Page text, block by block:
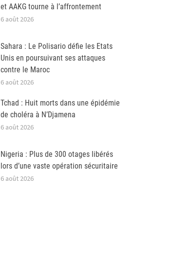
et AAKG tourne à l’affrontement
6 août 2026
Sahara : Le Polisario défie les Etats
Unis en poursuivant ses attaques
contre le Maroc
6 août 2026
Tchad : Huit morts dans une épidémie
de choléra à N’Djamena
6 août 2026
Nigeria : Plus de 300 otages libérés
lors d’une vaste opération sécuritaire
6 août 2026